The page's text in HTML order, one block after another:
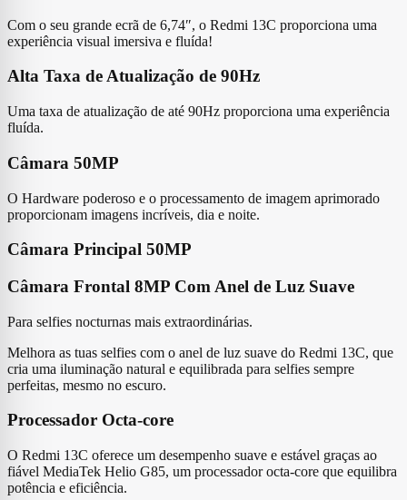
Com o seu grande ecrã de 6,74″, o Redmi 13C proporciona uma
experiência visual imersiva e fluída!
Alta Taxa de Atualização de 90Hz
Uma taxa de atualização de até 90Hz proporciona uma experiência
fluída.
Câmara 50MP
O Hardware poderoso e o processamento de imagem aprimorado
proporcionam imagens incríveis, dia e noite.
Câmara Principal 50MP
Câmara Frontal 8MP Com Anel de Luz Suave
Para selfies nocturnas mais extraordinárias.
Melhora as tuas selfies com o anel de luz suave do Redmi 13C, que
cria uma iluminação natural e equilibrada para selfies sempre
perfeitas, mesmo no escuro.
Processador Octa-core
O Redmi 13C oferece um desempenho suave e estável graças ao
fiável MediaTek Helio G85, um processador octa-core que equilibra
potência e eficiência.